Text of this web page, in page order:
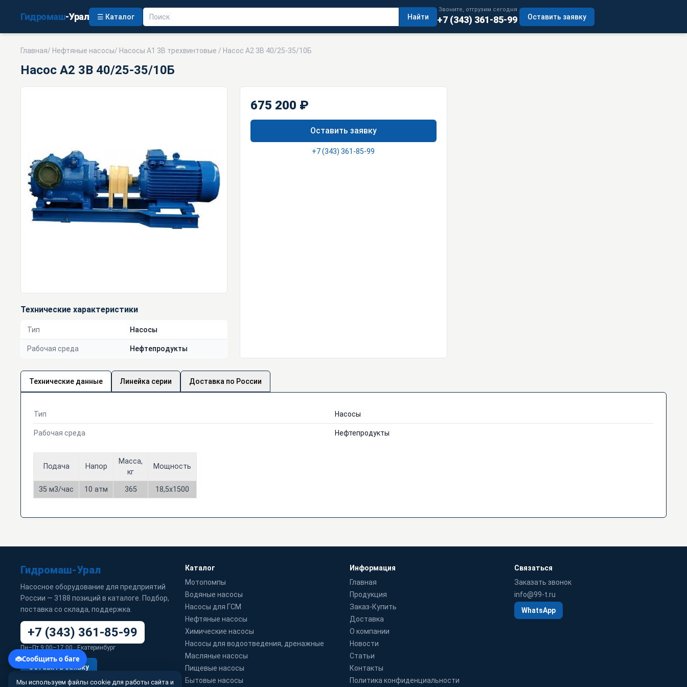
Гидромаш-Урал ☰ Каталог Найти
Звоните, отгрузим сегодня
+7 (343) 361-85-99 Оставить заявку
Главная/ Нефтяные насосы/ Насосы А1 3В трехвинтовые / Насос А2 3В 40/25-35/10Б
Насос А2 3В 40/25-35/10Б
Технические характеристики
Тип Насосы
Рабочая среда Нефтепродукты
675 200 ₽
Оставить заявку
+7 (343) 361-85-99
Технические данные Линейка серии Доставка по России
Тип Насосы
Рабочая среда Нефтепродукты
Подача Напор
Масса,
кг
Мощность
35 м3/час 10 атм 365 18,5х1500
Гидромаш-Урал
Насосное оборудование для предприятий
России — 3188 позиций в каталоге. Подбор,
поставка со склада, поддержка.
+7 (343) 361-85-99
Пн–Пт 9:00–17:00 · Екатеринбург
Оставить заявку
Каталог
Мотопомпы
Водяные насосы
Насосы для ГСМ
Нефтяные насосы
Химические насосы
Насосы для водоотведения, дренажные
Масляные насосы
Пищевые насосы
Бытовые насосы
Информация
Главная
Продукция
Заказ-Купить
Доставка
О компании
Новости
Статьи
Контакты
Политика конфиденциальности
Связаться
Заказать звонок
info@99-t.ru
WhatsApp
Мы используем файлы cookie для работы сайта и